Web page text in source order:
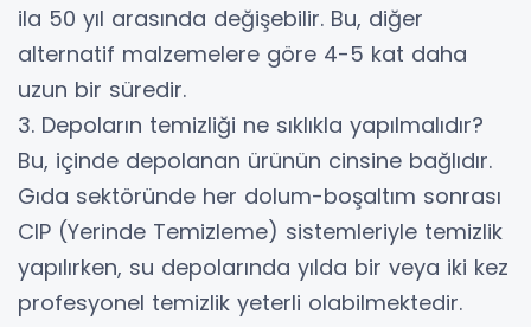
ila 50 yıl arasında değişebilir. Bu, diğer
alternatif malzemelere göre 4-5 kat daha
uzun bir süredir.
3. Depoların temizliği ne sıklıkla yapılmalıdır?
Bu, içinde depolanan ürünün cinsine bağlıdır.
Gıda sektöründe her dolum-boşaltım sonrası
CIP (Yerinde Temizleme) sistemleriyle temizlik
yapılırken, su depolarında yılda bir veya iki kez
profesyonel temizlik yeterli olabilmektedir.